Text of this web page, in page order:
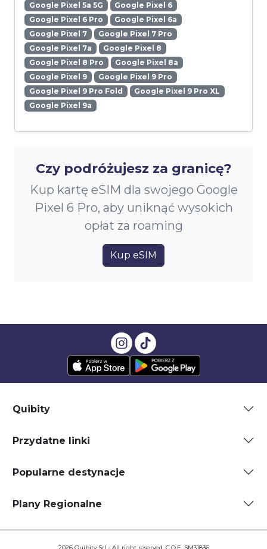
Google Pixel 5a 5G
Google Pixel 6
Google Pixel 6 Pro
Google Pixel 6a
Google Pixel 7
Google Pixel 7 Pro
Google Pixel 7a
Google Pixel 8
Google Pixel 8 Pro
Google Pixel 8a
Google Pixel 9
Google Pixel 9 Pro
Google Pixel 9 Pro Fold
Google Pixel 9 Pro XL
Google Pixel 9a
Czy podróżujesz za granicę?
Kup kartę eSIM dla swojego Google
Pixel 6 Pro, aby uniknąć wysokich
opłat za roaming
Kup eSIM
Quibity
Przydatne linki
Popularne destynacje
Plany Regionalne